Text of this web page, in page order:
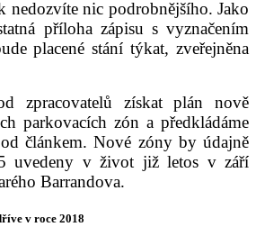
nedozvíte nic podrobnějšího. Jako
příloha zápisu s vyznačením
placené stání týkat, zveřejněna
zpracovatelů získat plán nově
parkovacích zón a předkládáme
článkem. Nové zóny by údajně
uvedeny v život již letos v září
Barrandova.
v roce 2018